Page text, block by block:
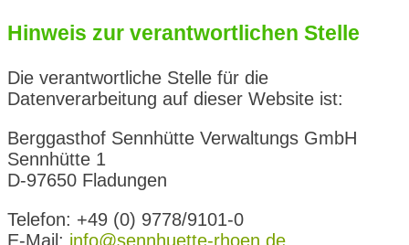
Hinweis zur verantwortlichen Stelle
Die verantwortliche Stelle für die
Datenverarbeitung auf dieser Website ist:
Berggasthof Sennhütte Verwaltungs GmbH
Sennhütte 1
D-97650 Fladungen
Telefon: +49 (0) 9778/9101-0
E-Mail: info@sennhuette-rhoen.de